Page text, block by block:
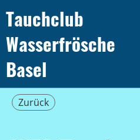
Tauchclub
Wasserfrösche
Basel
Zurück